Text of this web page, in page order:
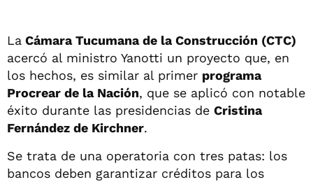
La Cámara Tucumana de la Construcción (CTC)
acercó al ministro Yanotti un proyecto que, en
los hechos, es similar al primer programa
Procrear de la Nación, que se aplicó con notable
éxito durante las presidencias de Cristina
Fernández de Kirchner.
Se trata de una operatoria con tres patas: los
bancos deben garantizar créditos para los